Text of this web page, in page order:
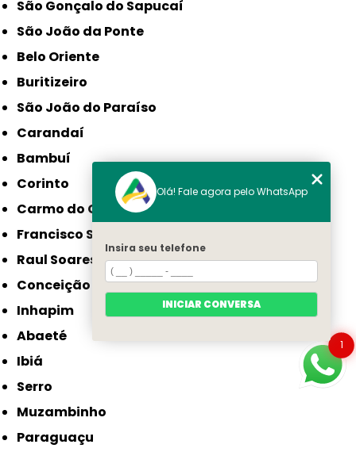
São Gonçalo do Sapucaí
São João da Ponte
Belo Oriente
Buritizeiro
São João do Paraíso
Carandaí
Bambuí
Corinto
Carmo do Cajuru
Francisco Sá
Raul Soares
Conceição do Mato Dentro
Inhapim
Abaeté
Ibiá
Serro
Muzambinho
Paraguaçu
1
Olá! Fale agora pelo WhatsApp
Insira seu telefone
INICIAR CONVERSA